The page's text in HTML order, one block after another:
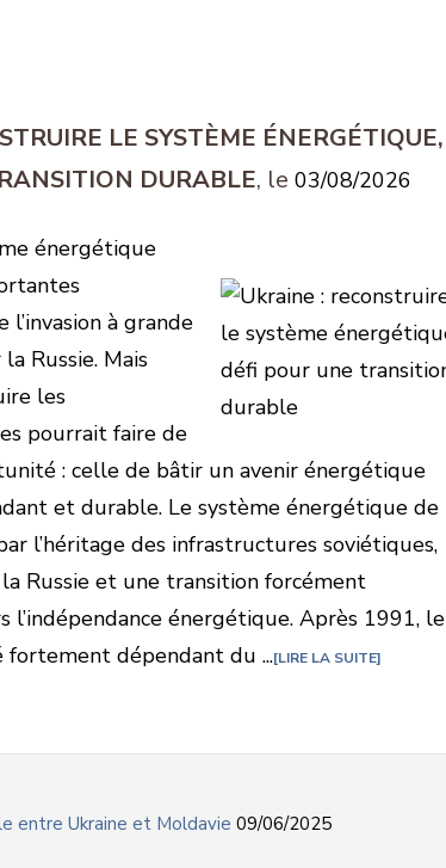
LE SYSTÈME ÉNERGÉTIQUE,
DURABLE
03/08/2026
énergétique
à grande
Russie. Mais
les
pourrait faire de
: celle de bâtir un avenir énergétique
et durable. Le système énergétique de
l’héritage des infrastructures soviétiques,
la Russie et une transition forcément
l’indépendance énergétique. Après 1991, le
fortement dépendant du ... LIRE LA SUITE
entre Ukraine et Moldavie 09/06/2025